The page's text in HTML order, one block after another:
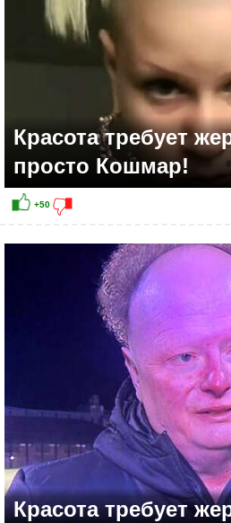
+42
Красота требует
просто Кошмар!
Красота требует